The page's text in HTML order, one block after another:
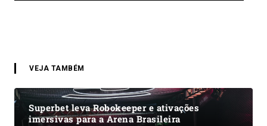
VEJA TAMBÉM
Superbet leva Robokeeper e ativações
imersivas para a Arena Brasileira